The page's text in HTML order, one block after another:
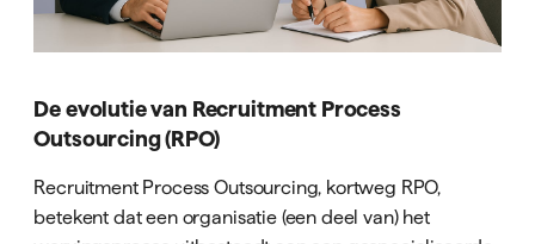
De evolutie van Recruitment Process
Outsourcing (RPO)
Recruitment Process Outsourcing, kortweg RPO,
betekent dat een organisatie (een deel van) het